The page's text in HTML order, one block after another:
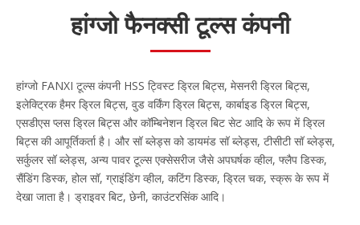
हांग्जो फैनक्सी टूल्स कंपनी
हांग्जो FANXI टूल्स कंपनी HSS ट्विस्ट ड्रिल बिट्स, मेसनरी ड्रिल बिट्स,
इलेक्ट्रिक हैमर ड्रिल बिट्स, वुड वर्किंग ड्रिल बिट्स, कार्बाइड ड्रिल बिट्स,
एसडीएस प्लस ड्रिल बिट्स और कॉम्बिनेशन ड्रिल बिट सेट आदि के रूप में ड्रिल
बिट्स की आपूर्तिकर्ता है। और सॉ ब्लेड्स को डायमंड सॉ ब्लेड्स, टीसीटी सॉ ब्लेड्स,
सर्कुलर सॉ ब्लेड्स, अन्य पावर टूल्स एक्सेसरीज जैसे अपघर्षक व्हील, फ्लैप डिस्क,
सैंडिंग डिस्क, होल सॉ, ग्राइंडिंग व्हील, कटिंग डिस्क, ड्रिल चक, स्क्रू के रूप में
देखा जाता है। ड्राइवर बिट, छेनी, काउंटरसिंक आदि।